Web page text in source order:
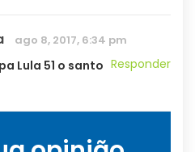
ago 8, 2017, 6:34 pm
Responder
Lula 51 o santo